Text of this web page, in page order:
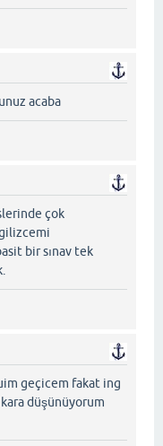
acaba
çok
bir sınav tek
geçicem fakat ing
düşünüyorum